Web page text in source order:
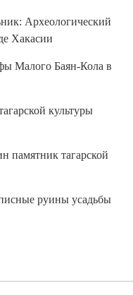
Археологический
Хакасии
Малого Баян-Кола в
культуры
памятник тагарской
руины усадьбы